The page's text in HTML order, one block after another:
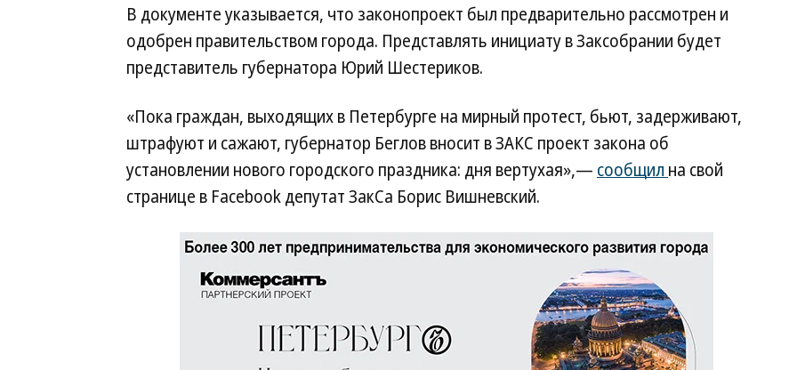
В документе указывается, что законопроект был предварительно рассмотрен и
одобрен правительством города. Представлять инициату в Заксобрании будет
представитель губернатора Юрий Шестериков.
«Пока граждан, выходящих в Петербурге на мирный протест, бьют, задерживают,
штрафуют и сажают, губернатор Беглов вносит в ЗАКС проект закона об
установлении нового городского праздника: дня вертухая»,— сообщил на свой
странице в Facebook депутат ЗакСа Борис Вишневский.